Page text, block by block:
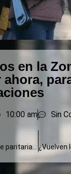
en la
10:00 am Sin